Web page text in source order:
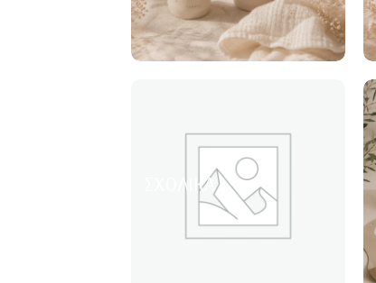
ΣΧΟΛΙΚΆ